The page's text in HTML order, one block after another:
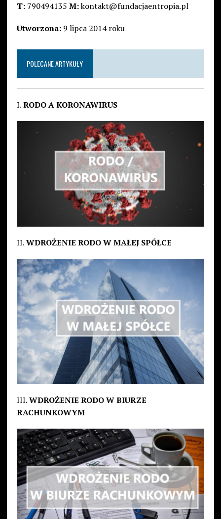
T:790494135 M:kontakt@fundacjaentropia.pl
Utworzona:9 lipca 2014 roku
POLECANE ARTYKUŁY
I.RODO A KORONAWIRUS
II.WDROŻENIE RODO W MAŁEJ SPÓŁCE
III.WDROŻENIE RODO W BIURZE
RACHUNKOWYM